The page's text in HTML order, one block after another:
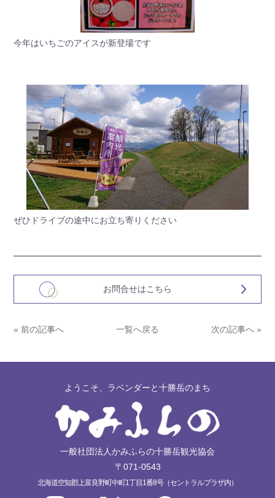
今年はいちごのアイスが新登場です
ぜひドライブの途中にお立ち寄りください
お問合せはこちら
« 前の記事へ 一覧へ戻る 次の記事へ »
ようこそ、ラベンダーと十勝岳のまち
一般社団法人かみふらの十勝岳観光協会
〒071-0543
北海道空知郡上富良野町中町1丁目1番8号（セントラルプラザ内）